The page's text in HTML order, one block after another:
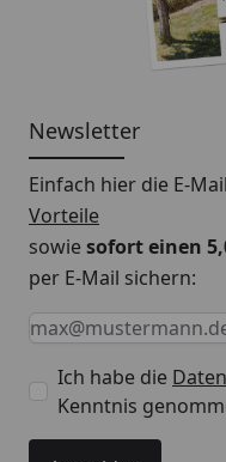
Newsletter
Einfach hier die E-
Vorteile
sowiesofort einen
per E-Mail sichern:
Keine Eingabe
Eingabe erforderlich
E-Mail *
Ich habe die
Kenntnis